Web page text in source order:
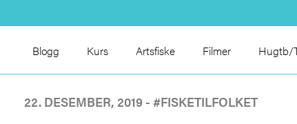
Blogg Kurs Artsfiske Filmer Hugtb/
22. DESEMBER, 2019 - #FISKETILFOLKET